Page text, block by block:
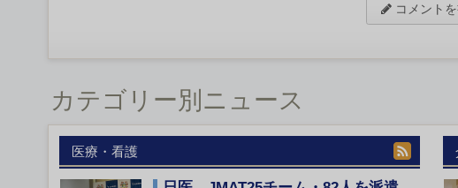
コメントを
カテゴリー別ニュース
医療・看護